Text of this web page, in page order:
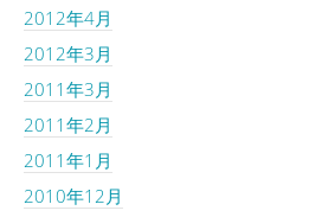
2012年4月
2012年3月
2011年3月
2011年2月
2011年1月
2010年12月